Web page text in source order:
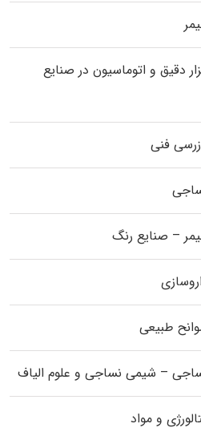
دقیق و اتوماسیون در صنایع
فنی
– صنایع رنگ
طبیعی
– شیمی نساجی و علوم الیاف
و مواد